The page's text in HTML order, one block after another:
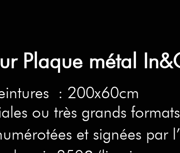
Plaque métal
: 200x60cm
ou très grands
et signées par